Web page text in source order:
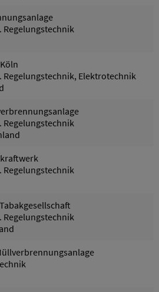
Regelungstechnik
Regelungstechnik, Elektrotechnik
Regelungstechnik
Regelungstechnik
Regelungstechnik